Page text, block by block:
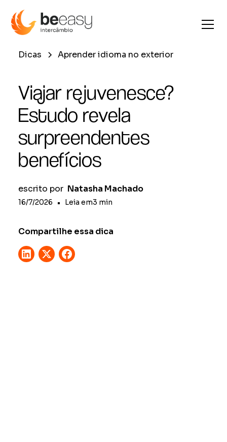
Dicas Aprender idioma no exterior
Viajar rejuvenesce?
Estudo revela
surpreendentes
benefícios
escrito por Natasha Machado
16/7/2026 • Leia em3 min
Compartilhe essa dica